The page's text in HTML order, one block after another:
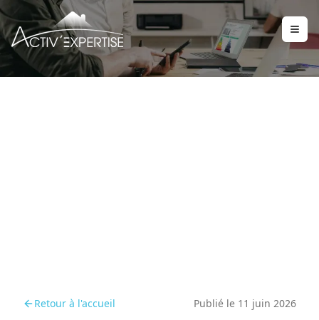
Retour à l'accueil Publié le 11 juin 2026